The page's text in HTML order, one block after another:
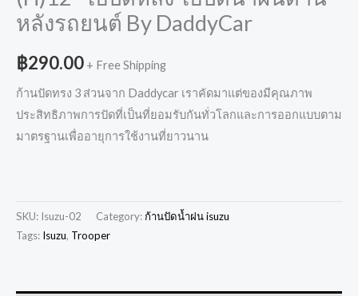
หลังรถยนต์ By DaddyCar
฿290.00 + Free Shipping
ก้านปัดทรง 3 ส่วนจาก Daddycar เราคัดมาแต่ของมีคุณภาพ
ประสิทธิภาพการปัดที่เป็นที่ยอมรับกันทั่วโลกและการออกแบบตาม
มาตรฐานเพื่ออายุการใช้งานที่ยาวนาน
SKU: Isuzu-02 Category: ก้านปัดน้ำฝน isuzu
Tags: Isuzu, Trooper